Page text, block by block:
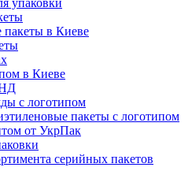
в Киеве
в Киеве
с логотипом
пакеты с логотипом
от УкрПак
серийных пакетов